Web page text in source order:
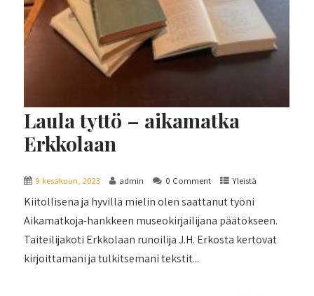
Laula tyttö – aikamatka
Erkkolaan
9 kesäkuun, 2023 admin 0 Comment Yleistä
Kiitollisena ja hyvillä mielin olen saattanut työni
Aikamatkoja-hankkeen museokirjailijana päätökseen.
Taiteilijakoti Erkkolaan runoilija J.H. Erkosta kertovat
kirjoittamani ja tulkitsemani tekstit...